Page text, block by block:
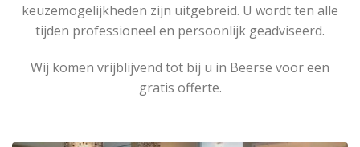
keuzemogelijkheden zijn uitgebreid. U wordt ten alle
tijden professioneel en persoonlijk geadviseerd.
Wij komen vrijblijvend tot bij u in Beerse voor een
gratis offerte.